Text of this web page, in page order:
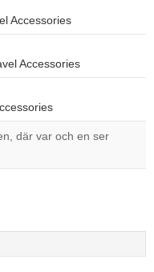
Accessories
Accessories
där var och en ser